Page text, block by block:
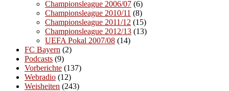
Championsleague 2006/07 (6)
Championsleague 2010/11 (8)
Championsleague 2011/12 (15)
Championsleague 2012/13 (13)
UEFA Pokal 2007/08 (14)
FC Bayern (2)
Podcasts (9)
Vorberichte (137)
Webradio (12)
Weisheiten (243)